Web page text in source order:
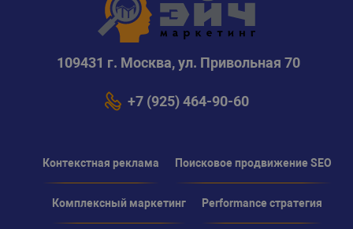
109431 г. Москва, ул. Привольная 70
+7 (925) 464-90-60
Контекстная реклама Поисковое продвижение SEO
Комплексный маркетинг Performance стратегия